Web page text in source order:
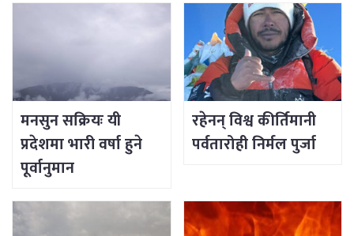
मनसुन सक्रियः यी
प्रदेशमा भारी वर्षा हुने
पूर्वानुमान
रहेनन् विश्व कीर्तिमानी
पर्वतारोही निर्मल पुर्जा